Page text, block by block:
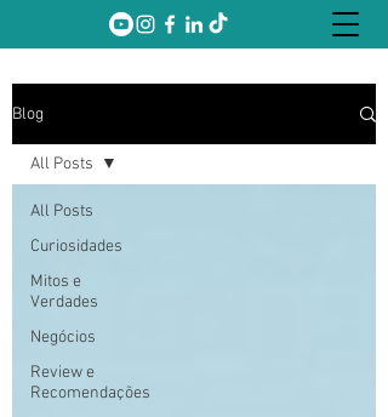
Blog
All Posts
Curiosidades
Mitos e
Verdades
Negócios
Review e
Recomendações
All Posts